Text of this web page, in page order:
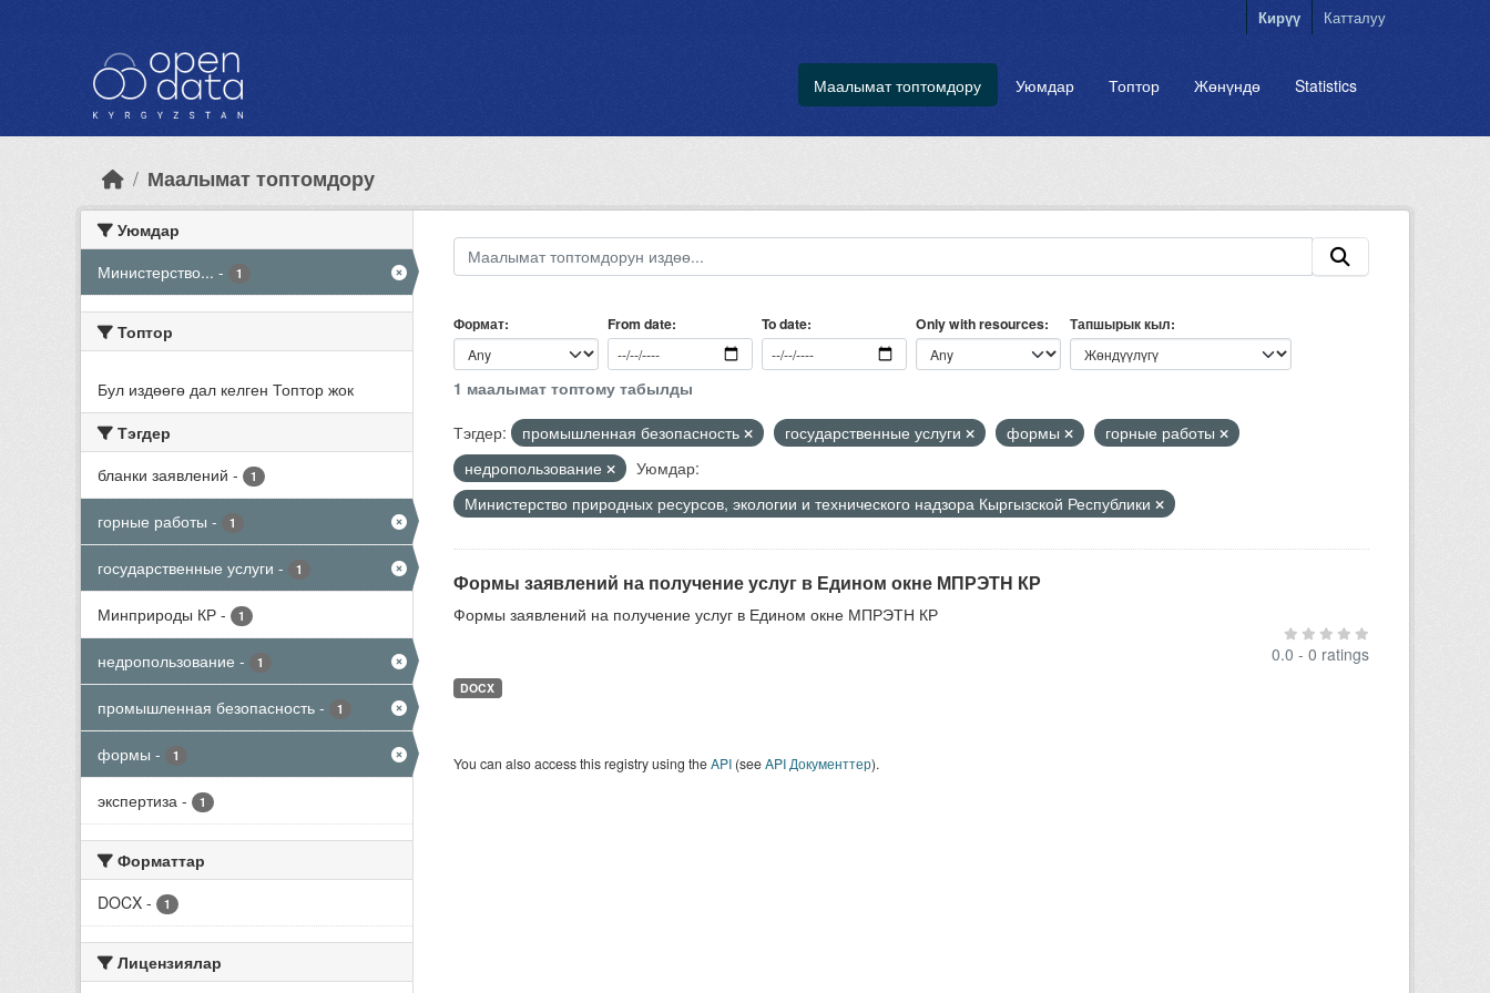
Кирүү Катталуу
Маалымат топтомдору Уюмдар Топтор Жөнүндө Statistics
Маалымат топтомдору
Уюмдар
Министерство... - 1
Топтор
Бул издөөгө дал келген Топтор жок
Тэгдер
бланки заявлений - 1
горные работы - 1
государственные услуги - 1
Минприроды КР - 1
недропользование - 1
промышленная безопасность - 1
формы - 1
экспертиза - 1
Форматтар
DOCX - 1
Лицензиялар
Формат From date To date Only with resources Тапшырык кыл
1 маалымат топтому табылды
Тэгдер:
промышленная безопасность государственные услуги формы
горные работы
недропользование
Уюмдар:
Министерство природных ресурсов, экологии и технического надзора Кыргызской Республики
Формы заявлений на получение услуг в Едином окне МПРЭТН КР
Формы заявлений на получение услуг в Едином окне МПРЭТН КР
0.0 - 0 ratings
DOCX
You can also access this registry using theAPI(seeAPI Документтер).